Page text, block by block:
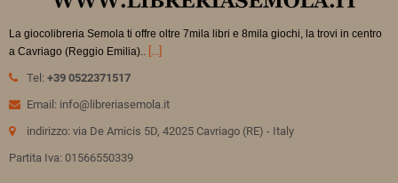
La giocolibreria Semola ti offre oltre 7mila libri e 8mila giochi, la trovi in centro
a Cavriago (Reggio Emilia). . [...]
Tel: +39 0522371517
Email: info@libreriasemola.it
indirizzo: via De Amicis 5D, 42025 Cavriago (RE) - Italy
Partita Iva: 01566550339